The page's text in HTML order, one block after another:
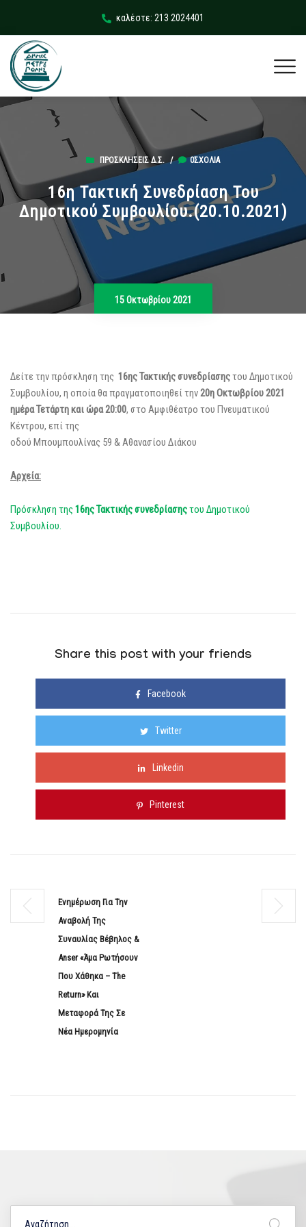
καλέστε: 213 2024401
ΠΡΟΣΚΛΉΣΕΙΣ Δ.Σ. / 0ΣΧΌΛΙΑ
16η Τακτική Συνεδρίαση Του
Δημοτικού Συμβουλίου.(20.10.2021)
15 Οκτωβρίου 2021
Δείτε την πρόσκληση της 16ης Τακτικής συνεδρίασηςτου Δημοτικού
Συμβουλίου, η οποία θα πραγματοποιηθεί την20η Οκτωβρίου 2021
ημέρα Τετάρτη και ώρα 20:00, στο Αμφιθέατρο του Πνευματικού
Κέντρου, επί της
οδού Μπουμπουλίνας 59 & Αθανασίου Διάκου
Αρχεία:
Πρόσκληση της16ης Τακτικής συνεδρίασηςτου Δημοτικού
Συμβουλίου.
Share this post with your friends
Facebook
Twitter
Linkedin
Pinterest
Ενημέρωση Για Την
Αναβολή Της
Συναυλίας Βέβηλος &
Anser «Άμα Ρωτήσουν
Που Χάθηκα – The
Return» Και
Μεταφορά Της Σε
Νέα Ημερομηνία